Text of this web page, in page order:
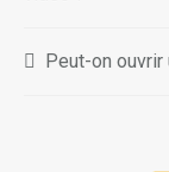
Peut-on ouvrir